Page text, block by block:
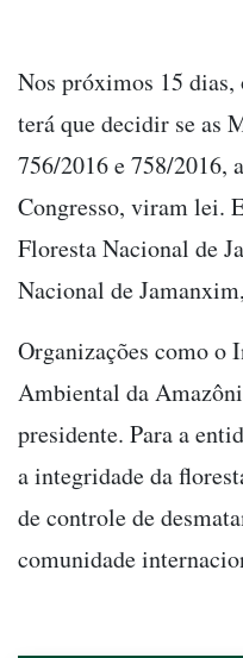
Nos próximos 15
terá que decidir se as
756/2016 e 758/2016,
Congresso, viram lei.
Floresta Nacional de
Nacional de
Organizações como o
Ambiental da
presidente. Para a
a integridade da
de controle de
comunidade